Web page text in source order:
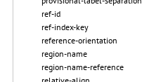
ref-id
ref-index-key
reference-orientation
region-name
region-name-reference